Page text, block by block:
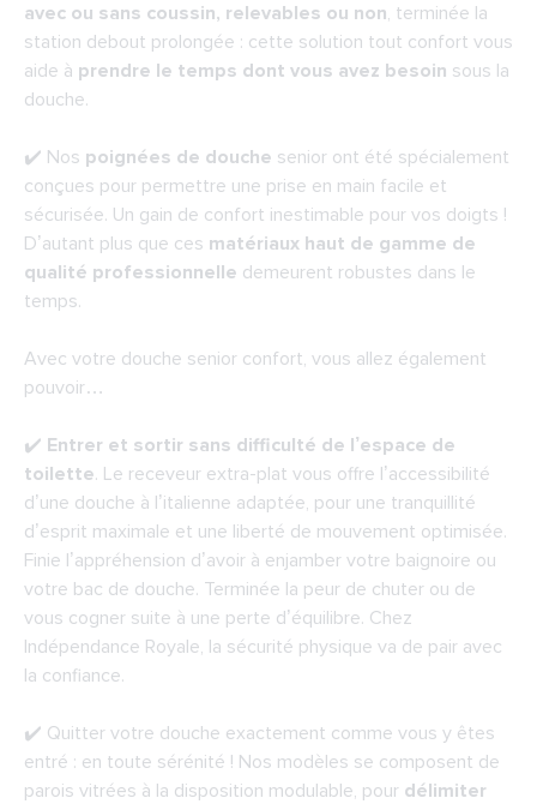
avec ou sans coussin, relevables ou non, terminée la
station debout prolongée : cette solution tout confort vous
aide à prendre le temps dont vous avez besoin sous la
douche.
✔️ Nos poignées de douche senior ont été spécialement
conçues pour permettre une prise en main facile et
sécurisée. Un gain de confort inestimable pour vos doigts !
D’autant plus que ces matériaux haut de gamme de
qualité professionnelle demeurent robustes dans le
temps.
Avec votre douche senior confort, vous allez également
pouvoir…
✔️ Entrer et sortir sans difficulté de l’espace de
toilette. Le receveur extra-plat vous offre l’accessibilité
d’une douche à l’italienne adaptée, pour une tranquillité
d’esprit maximale et une liberté de mouvement optimisée.
Finie l’appréhension d’avoir à enjamber votre baignoire ou
votre bac de douche. Terminée la peur de chuter ou de
vous cogner suite à une perte d’équilibre. Chez
Indépendance Royale, la sécurité physique va de pair avec
la confiance.
✔️ Quitter votre douche exactement comme vous y êtes
entré : en toute sérénité ! Nos modèles se composent de
parois vitrées à la disposition modulable, pour délimiter